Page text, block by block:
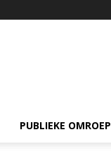
PUBLIEKE OMROEP